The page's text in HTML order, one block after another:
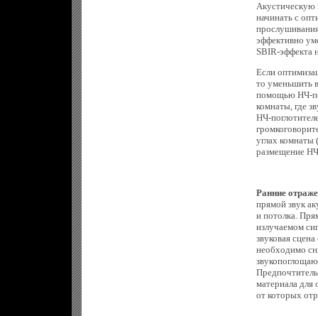
Акустическую
начинать с
эффективно
SBIR-эффекта
Если
то уменьшить
помощью НЧ-
комнаты, где
НЧ-
углах комнаты
размещение
Ранние
прямой звук
и потолка.
излучаемом
звуковая
необходимо
материала для
от которых